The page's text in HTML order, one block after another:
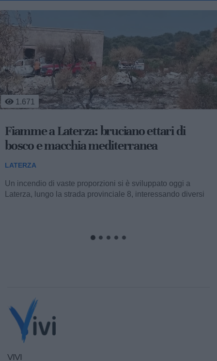
473
Mobilità sostenibile e sviluppo
territoriale: al via la fase operativa di
"Appia Bike Tour"
LATERZA
Nella mattinata di ieri, l’aula consiliare del Comune di
VIVI